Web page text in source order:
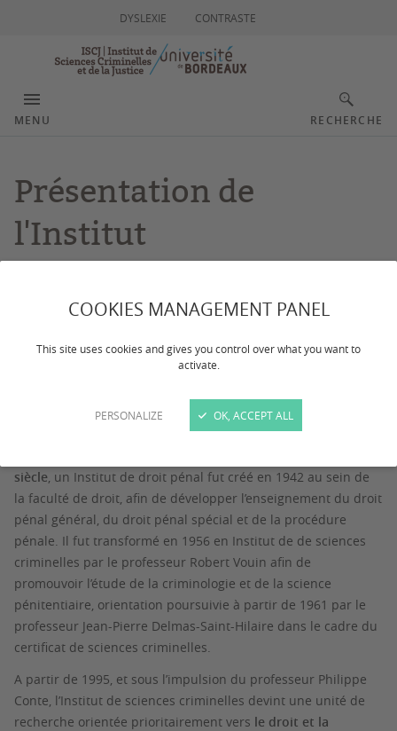
COOKIES MANAGEMENT PANEL
This site uses cookies and gives you control over what you want to
activate.
PERSONALIZE OK, ACCEPT ALL
DYSLEXIE CONTRASTE
MENU RECHERCHE
Présentation de
l'Institut
L'histoire
L’Institut de sciences criminelles et de la Justice est une unité
de recherche à l’histoire ancienne.
siècle, un Institut de droit pénal fut créé en 1942 au sein de
la faculté de droit, afin de développer l’enseignement du droit
pénal général, du droit pénal spécial et de la procédure
pénale. Il fut transformé en 1956 en Institut de de sciences
criminelles par le professeur Robert Vouin afin de
promouvoir l’étude de la criminologie et de la science
pénitentiaire, orientation poursuivie à partir de 1961 par le
professeur Jean-Pierre Delmas-Saint-Hilaire dans le cadre du
certificat de sciences criminelles.
A partir de 1995, et sous l’impulsion du professeur Philippe
Conte, l’Institut de sciences criminelles devint une unité de
recherche orientée prioritairement vers le droit et la